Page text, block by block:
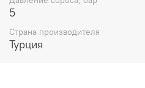
5
Страна производителя
Турция